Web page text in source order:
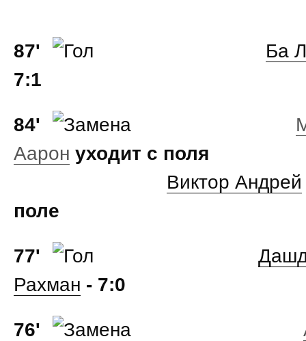
87'
Ба
7:1
84'
Аарон уходит с поля
Виктор Андрей
поле
77'
Рахман - 7:0
76'